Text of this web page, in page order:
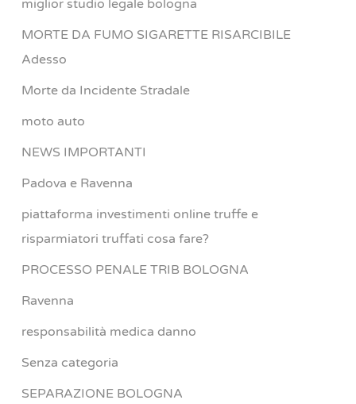
miglior studio legale bologna
MORTE DA FUMO SIGARETTE RISARCIBILE
Adesso
Morte da Incidente Stradale
moto auto
NEWS IMPORTANTI
Padova e Ravenna
piattaforma investimenti online truffe e
risparmiatori truffati cosa fare?
PROCESSO PENALE TRIB BOLOGNA
Ravenna
responsabilità medica danno
Senza categoria
SEPARAZIONE BOLOGNA